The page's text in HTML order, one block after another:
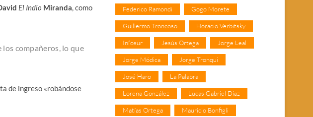
El Indio Miranda, como
compañeros, lo que
de ingreso «robándose
Federico Ramondi Gogo Morete
Guillermo Troncoso Horacio Verbitsky
Infosur Jesús Ortega Jorge Leal
Jorge Módica Jorge Tronqui
José Haro La Palabra
Lorena González Lucas Gabriel Díaz
Matías Ortega Mauricio Bonfigli